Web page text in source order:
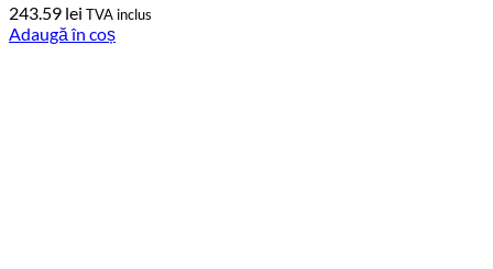
243.59 lei TVA inclus
Adaugă în coș